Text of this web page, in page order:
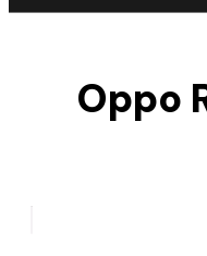
Oppo